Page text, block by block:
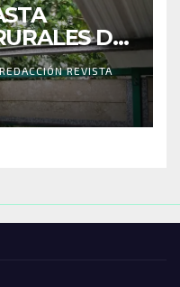
DE
REDACCIÓN REVISTA